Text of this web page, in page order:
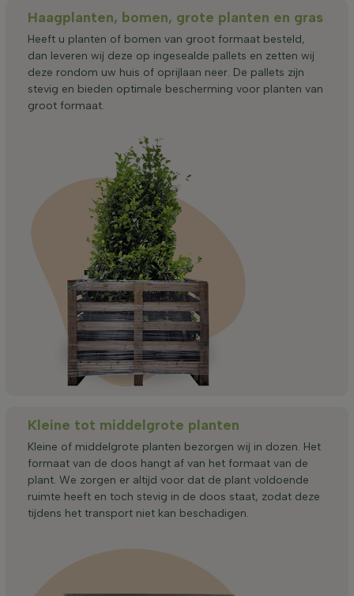
Haagplanten, bomen, grote planten en gras
Heeft u planten of bomen van groot formaat besteld,
dan leveren wij deze op ingesealde pallets en zetten wij
deze rondom uw huis of oprijlaan neer. De pallets zijn
stevig en bieden optimale bescherming voor planten van
groot formaat.
Kleine tot middelgrote planten
Kleine of middelgrote planten bezorgen wij in dozen. Het
formaat van de doos hangt af van het formaat van de
plant. We zorgen er altijd voor dat de plant voldoende
ruimte heeft en toch stevig in de doos staat, zodat deze
tijdens het transport niet kan beschadigen.